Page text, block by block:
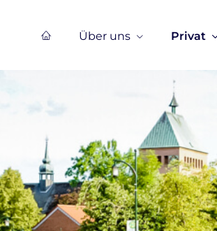
Über uns Privat